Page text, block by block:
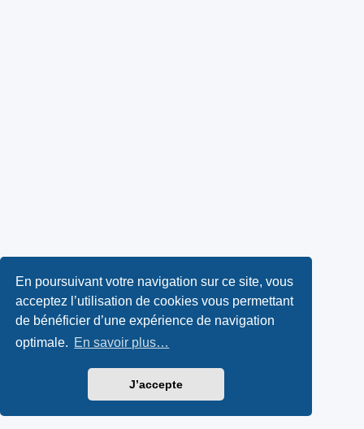
En poursuivant votre navigation sur ce site, vous
acceptez l’utilisation de cookies vous permettant
de bénéficier d’une expérience de navigation
optimale. En savoir plus…
J’accepte